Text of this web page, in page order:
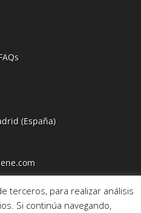
(España)
terceros, para realizar análisis
Si continúa navegando,